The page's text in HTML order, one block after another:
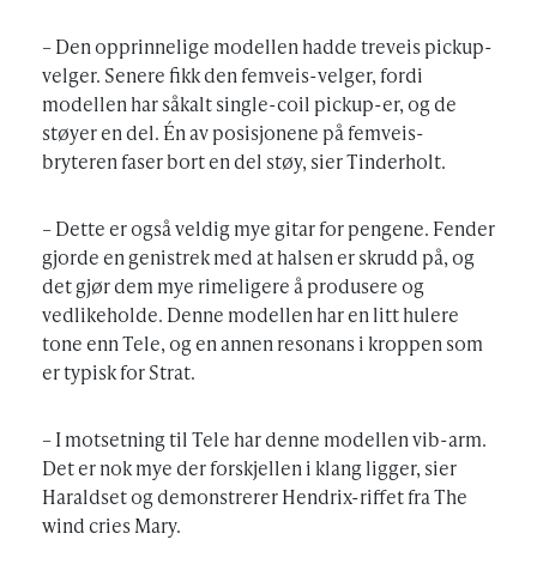
– Den opprinnelige modellen hadde treveis pickup-
velger. Senere fikk den femveis-velger, fordi
modellen har såkalt single-coil pickup-er, og de
støyer en del. Én av posisjonene på femveis-
bryteren faser bort en del støy, sier Tinderholt.
– Dette er også veldig mye gitar for pengene. Fender
gjorde en genistrek med at halsen er skrudd på, og
det gjør dem mye rimeligere å produsere og
vedlikeholde. Denne modellen har en litt hulere
tone enn Tele, og en annen resonans i kroppen som
er typisk for Strat.
– I motsetning til Tele har denne modellen vib-arm.
Det er nok mye der forskjellen i klang ligger, sier
Haraldset og demonstrerer Hendrix-riffet fra The
wind cries Mary.